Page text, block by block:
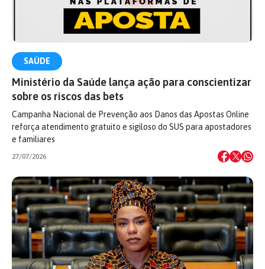
SAÚDE
Ministério da Saúde lança ação para conscientizar
sobre os riscos das bets
Campanha Nacional de Prevenção aos Danos das Apostas Online
reforça atendimento gratuito e sigiloso do SUS para apostadores
e familiares
27/07/2026